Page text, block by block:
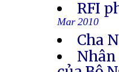
RFI
Mar 2010
Cha